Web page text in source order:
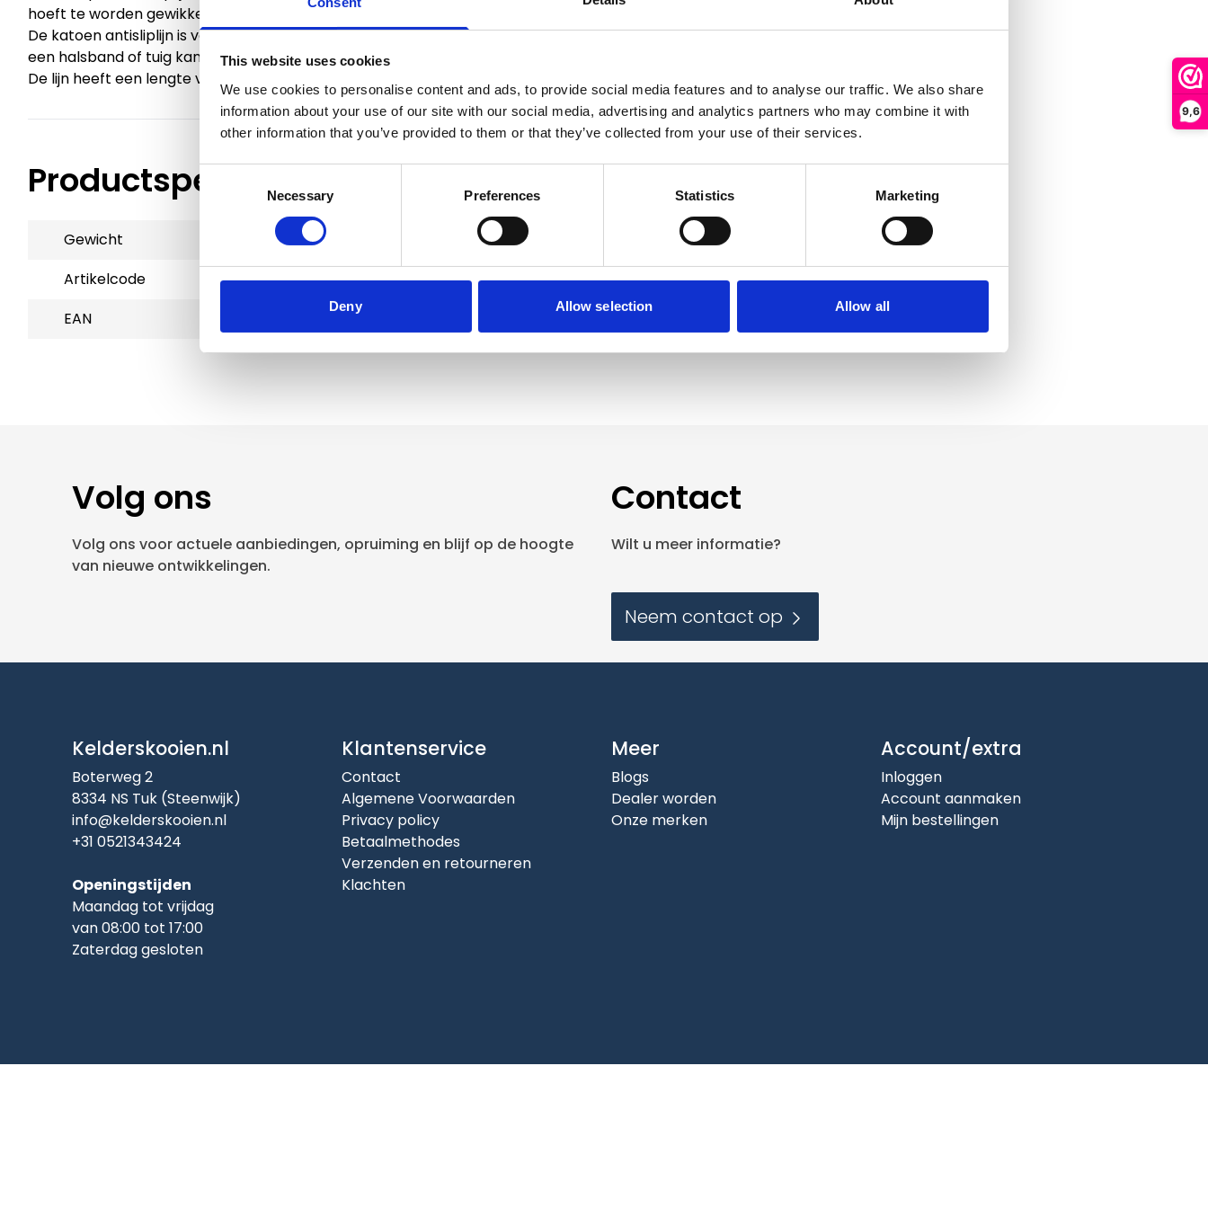
This website uses cookies
We use cookies to personalise content and ads, to provide social media features and to analyse our traffic. We also share
information about your use of our site with our social media, advertising and analytics partners who may combine it with
other information that you’ve provided to them or that they’ve collected from your use of their services.
Consent
Selection
Necessary Preferences Statistics Marketing
Deny Allow selection Allow all
9,6
hoeft te worden gewikkeld.
De katoen antisliplijn is voorzien van een messing musketonhaak, waarmee deze eenvoudig aan
een halsband of tuig kan worden gezet.
De lijn heeft een lengte van 100cm en is daarom goed geschikt om met de hond te wandelen.
Productspecificaties
Gewicht
0.1 kg
Artikelcode
73054
EAN
9503243527927
Volg ons
Volg ons voor actuele aanbiedingen, opruiming en blijf op de hoogte
van nieuwe ontwikkelingen.
Contact
Wilt u meer informatie?
Neem contact op
Kelderskooien.nl
Boterweg 2
8334 NS Tuk (Steenwijk)
info@kelderskooien.nl
+31 0521343424
Openingstijden
Maandag tot vrijdag
van 08:00 tot 17:00
Zaterdag gesloten
Klantenservice
Contact
Algemene Voorwaarden
Privacy policy
Betaalmethodes
Verzenden en retourneren
Klachten
Meer
Blogs
Dealer worden
Onze merken
Account/extra
Inloggen
Account aanmaken
Mijn bestellingen